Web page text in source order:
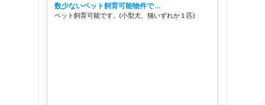
数少ないペット飼育可能物件で …
ペット飼育可能です。(小型犬、猫いずれか１匹)